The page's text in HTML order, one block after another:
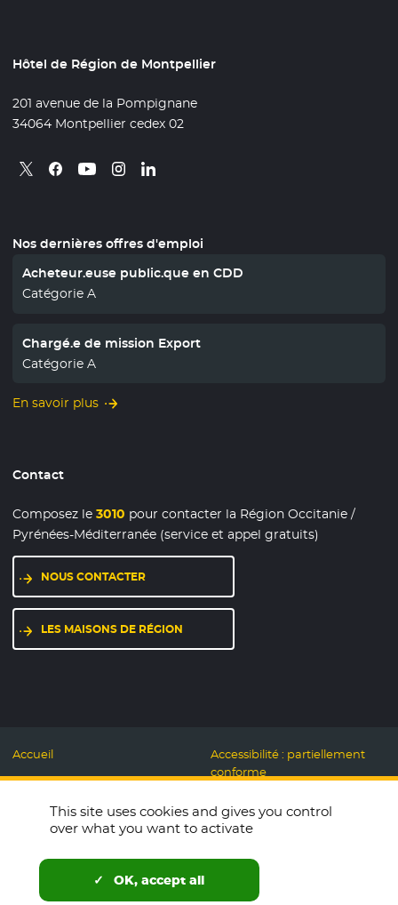
Hôtel de Région de Montpellier
201 avenue de la Pompignane
34064 Montpellier cedex 02
Retrouvez nous sur X
- Nouvelle fenêtre
Retrouvez nous sur Facebook
- Nouvelle fenêtre
Retrouvez nous sur Youtube
- Nouvelle fenêtre
Retrouvez nous sur Instagram
- Nouvelle fenêtre
Retrouvez nous sur Linkedin
- Nouvelle fenêtre
Nos dernières offres d'emploi
Acheteur.euse public.que en CDD
Catégorie A
Chargé.e de mission Export
Catégorie A
En savoir plus
Contact
Composez le3010 pour contacter la Région Occitanie /
Pyrénées-Méditerranée (service et appel gratuits)
NOUS CONTACTER
LES MAISONS DE RÉGION
Accueil
Mentions légales
Données personnelles et
Cookies
Espace presse
Télécharger le logo
Accessibilité : partiellement
conforme
Responsable
This site uses cookies and gives you control
over what you want to activate
OK, accept all